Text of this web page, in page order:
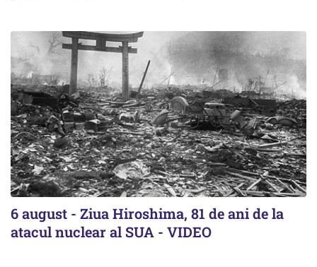
6 august - Ziua Hiroshima, 81 de ani de la
atacul nuclear al SUA - VIDEO